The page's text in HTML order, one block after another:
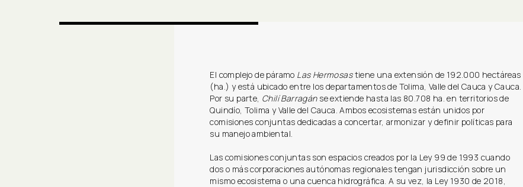
El complejo de páramo Las Hermosastiene una extensión de 192.000 hectáreas
(ha.) y está ubicado entre los departamentos de Tolima, Valle del Cauca y Cauca.
Por su parte, Chilí Barragánse extiende hasta las 80.708 ha. en territorios de
Quindío, Tolima y Valle del Cauca. Ambos ecosistemas están unidos por
comisiones conjuntas dedicadas a concertar, armonizar y definir políticas para
su manejo ambiental.
Las comisiones conjuntas son espacios creados por la Ley 99 de 1993 cuando
dos o más corporaciones autónomas regionales tengan jurisdicción sobre un
mismo ecosistema o una cuenca hidrográfica. A su vez, la Ley 1930 de 2018,